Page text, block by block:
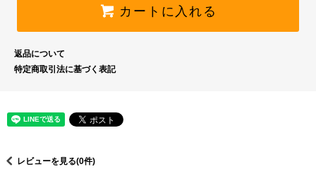
カートに入れる
返品について
特定商取引法に基づく表記
レビューを見る(0件)